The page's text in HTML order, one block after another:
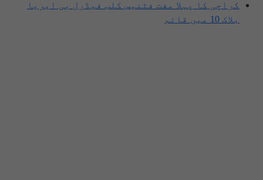
کراچی کا پہلا مفت فٹنیس کلب فیڈرل بی ایریا
بلاک 10 میں قائم